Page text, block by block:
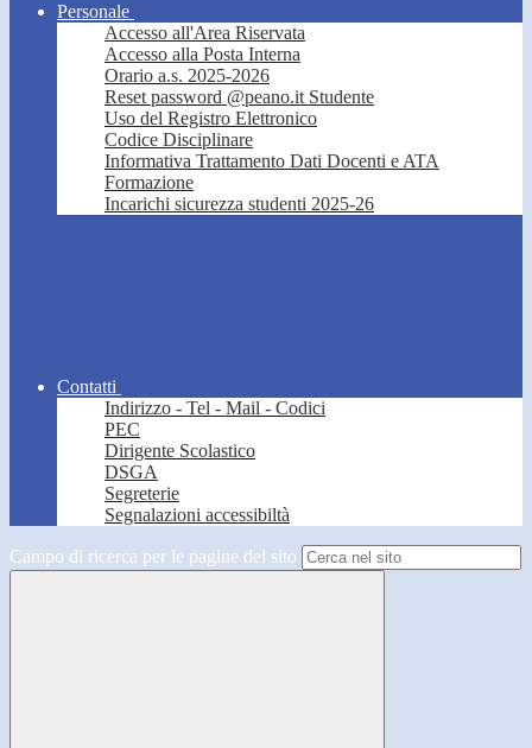
Personale
Accesso all'Area Riservata
Accesso alla Posta Interna
Orario a.s. 2025-2026
Reset password @peano.it Studente
Uso del Registro Elettronico
Codice Disciplinare
Informativa Trattamento Dati Docenti e ATA
Formazione
Incarichi sicurezza studenti 2025-26
Contatti
Indirizzo - Tel - Mail - Codici
PEC
Dirigente Scolastico
DSGA
Segreterie
Segnalazioni accessibiltà
Campo di ricerca per le pagine del sito